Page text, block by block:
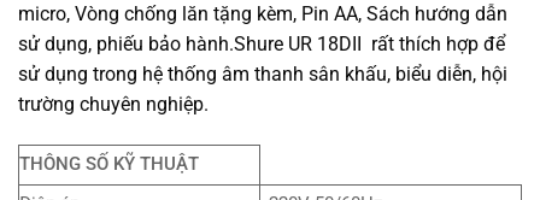
micro, Vòng chống lăn tặng kèm, Pin AA, Sách hướng dẫn
sử dụng, phiếu bảo hành.Shure UR 18DII rất thích hợp để
sử dụng trong hệ thống âm thanh sân khấu, biểu diễn, hội
trường chuyên nghiệp.
THÔNG SỐ KỸ THUẬT